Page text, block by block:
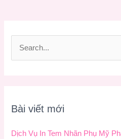
Bài viết mới
Dịch Vụ In Tem Nhãn Phụ Mỹ